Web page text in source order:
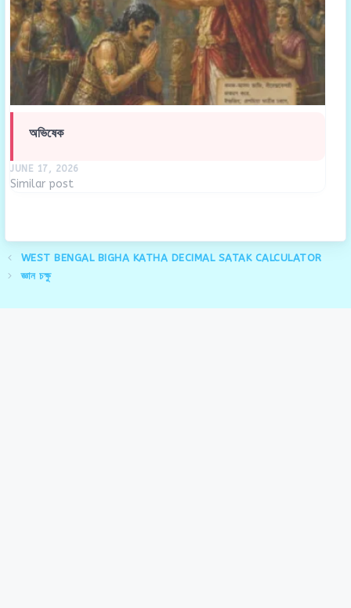
অভিষেক
JUNE 17, 2026
Similar post
WEST BENGAL BIGHA KATHA DECIMAL SATAK CALCULATOR
জ্ঞান চক্ষু